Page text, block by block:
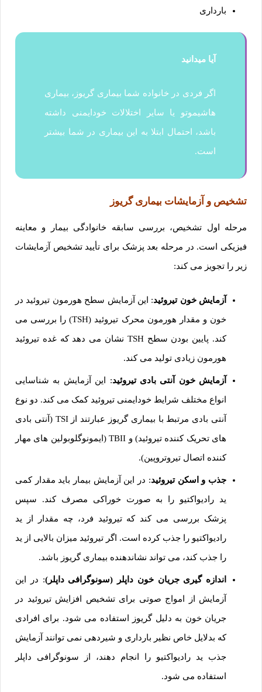
بارداری
آیا میدانید
اگر فردی در خانواده شما بیماری گریوز، بیماری
هاشیموتو یا سایر اختلالات خودایمنی داشته
باشد، احتمال ابتلا به این بیماری در شما بیشتر
است.
تشخیص و آزمایشات بیماری گریوز
مرحله اول تشخیص، بررسی سابقه خانوادگی بیمار و معاینه
فیزیکی است. در مرحله بعد پزشک برای تأیید تشخیص آزمایشات
زیر را تجویز می کند:
آزمایش خون تیروئید: این آزمایش سطح هورمون تیروئید در
خون و مقدار هورمون محرک تیروئید (TSH) را بررسی می
کند. پایین بودن سطح TSH نشان می دهد که غده تیروئید
هورمون زیادی تولید می کند.
آزمایش خون آنتی بادی تیروئید: این آزمایش به شناسایی
انواع مختلف شرایط خودایمنی تیروئید کمک می کند. دو نوع
آنتی بادی مرتبط با بیماری گریوز عبارتند از TSI (آنتی بادی
های تحریک کننده تیروئید) و TBII (ایمونوگلوبولین های مهار
کننده اتصال تیروتروپین).
جذب و اسکن تیروئید: در این آزمایش بیمار باید مقدار کمی
ید رادیواکتیو را به صورت خوراکی مصرف کند. سپس
پزشک بررسی می کند که تیروئید فرد، چه مقدار از ید
رادیواکتیو را جذب کرده است. اگر تیروئید میزان بالایی از ید
را جذب کند، می تواند نشاندهنده بیماری گریوز باشد.
اندازه گیری جریان خون داپلر (سونوگرافی داپلر): در این
آزمایش از امواج صوتی برای تشخیص افزایش تیروئید در
جریان خون به دلیل گریوز استفاده می شود. برای افرادی
که بدلایل خاص نظیر بارداری و شیردهی نمی توانند آزمایش
جذب ید رادیواکتیو را انجام دهند، از سونوگرافی داپلر
استفاده می شود.